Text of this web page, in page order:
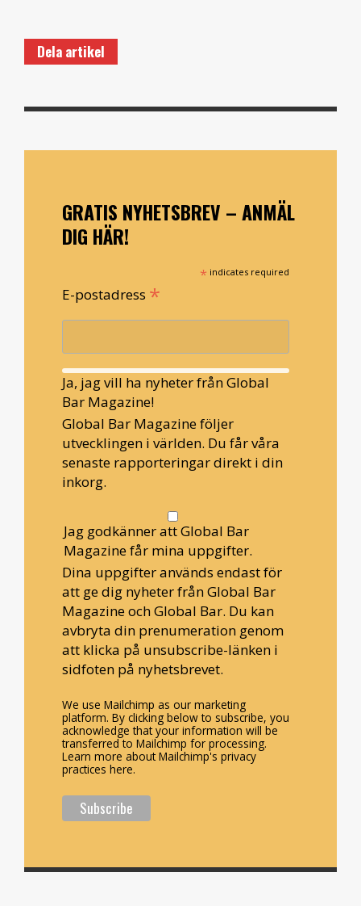
Dela artikel
GRATIS NYHETSBREV – ANMÄL
DIG HÄR!
* indicates required
E-postadress *
Ja, jag vill ha nyheter från Global
Bar Magazine!
Global Bar Magazine följer
utvecklingen i världen. Du får våra
senaste rapporteringar direkt i din
inkorg.
Jag godkänner att Global Bar
Magazine får mina uppgifter.
Dina uppgifter används endast för
att ge dig nyheter från Global Bar
Magazine och Global Bar. Du kan
avbryta din prenumeration genom
att klicka på unsubscribe-länken i
sidfoten på nyhetsbrevet.
We use Mailchimp as our marketing
platform. By clicking below to subscribe, you
acknowledge that your information will be
transferred to Mailchimp for processing.
Learn more about Mailchimp's privacy
practices here.